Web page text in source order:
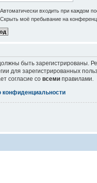
Автоматически входить при каждом
Скрыть моё пребывание на
быть зарегистрированы.
для зарегистрированных
согласие со всеми правилами.
конфиденциальности